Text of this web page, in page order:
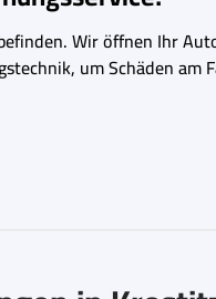
Wir öffnen Ihr
um Schäden am